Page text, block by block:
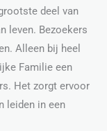
deel van
leven. Bezoekers
Alleen bij heel
Familie een
Het zorgt ervoor
leiden in een